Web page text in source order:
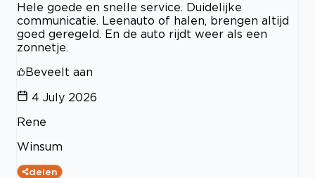
Hele goede en snelle service. Duidelijke
communicatie. Leenauto of halen, brengen altijd
goed geregeld. En de auto rijdt weer als een
zonnetje.
Beveelt aan
4 July 2026
Rene
Winsum
delen